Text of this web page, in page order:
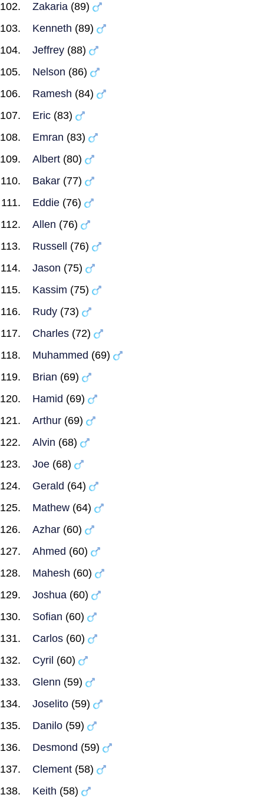
Zakaria (89)
Kenneth (89)
Jeffrey (88)
Nelson (86)
Ramesh (84)
Eric (83)
Emran (83)
Albert (80)
Bakar (77)
Eddie (76)
Allen (76)
Russell
(76)
Jason (75)
Kassim (75)
Rudy (73)
Charles (72)
Muhammed (69)
Brian (69)
Hamid (69)
Arthur (69)
Alvin (68)
Joe (68)
Gerald (64)
Mathew (64)
Azhar (60)
Ahmed (60)
Mahesh (60)
Joshua (60)
Sofian (60)
Carlos (60)
Cyril (60)
Glenn (59)
Joselito (59)
Danilo (59)
Desmond (59)
Clement (58)
Keith (58)